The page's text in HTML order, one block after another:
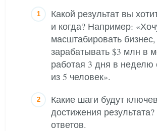
Какой результат вы
и когда? Например:
масштабировать
зарабатывать $3 млн в
работая 3 дня в неделю
из 5 человек».
Какие шаги будут
достижения
ответов.